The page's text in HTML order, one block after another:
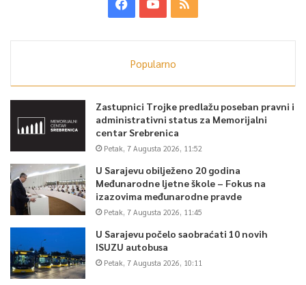
Popularno
Zastupnici Trojke predlažu poseban pravni i
administrativni status za Memorijalni
centar Srebrenica
Petak, 7 Augusta 2026, 11:52
U Sarajevu obilježeno 20 godina
Međunarodne ljetne škole – Fokus na
izazovima međunarodne pravde
Petak, 7 Augusta 2026, 11:45
U Sarajevu počelo saobraćati 10 novih
ISUZU autobusa
Petak, 7 Augusta 2026, 10:11